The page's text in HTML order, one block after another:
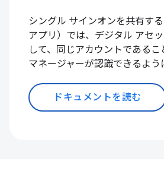
シングル サインオンを共有す
アプリ）では、デジタル アセ
して、同じアカウントであるこ
マネージャーが認識できるよう
ドキュメントを読む